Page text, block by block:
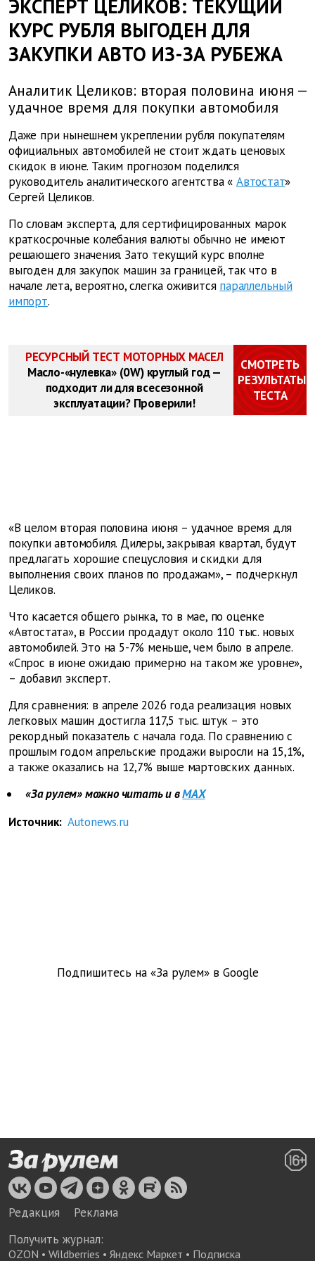
ЭКСПЕРТ ЦЕЛИКОВ: ТЕКУЩИЙ
КУРС РУБЛЯ ВЫГОДЕН ДЛЯ
ЗАКУПКИ АВТО ИЗ-ЗА РУБЕЖА
Аналитик Целиков: вторая половина июня —
удачное время для покупки автомобиля
Даже при нынешнем укреплении рубля покупателям
официальных автомобилей не стоит ждать ценовых
скидок в июне. Таким прогнозом поделился
руководитель аналитического агентства « Автостат»
Сергей Целиков.
По словам эксперта, для сертифицированных марок
краткосрочные колебания валюты обычно не имеют
решающего значения. Зато текущий курс вполне
выгоден для закупок машин за границей, так что в
начале лета, вероятно, слегка оживится параллельный
импорт.
РЕСУРСНЫЙ ТЕСТ МОТОРНЫХ МАСЕЛ
Масло-«нулевка» (0W) круглый год —
подходит ли для всесезонной
эксплуатации? Проверили!
СМОТРЕТЬ
РЕЗУЛЬТАТЫ
ТЕСТА
«В целом вторая половина июня – удачное время для
покупки автомобиля. Дилеры, закрывая квартал, будут
предлагать хорошие спецусловия и скидки для
выполнения своих планов по продажам», – подчеркнул
Целиков.
Что касается общего рынка, то в мае, по оценке
«Автостата», в России продадут около 110 тыс. новых
автомобилей. Это на 5-7% меньше, чем было в апреле.
«Спрос в июне ожидаю примерно на таком же уровне»,
– добавил эксперт.
Для сравнения: в апреле 2026 года реализация новых
легковых машин достигла 117,5 тыс. штук – это
рекордный показатель с начала года. По сравнению с
прошлым годом апрельские продажи выросли на 15,1%,
а также оказались на 12,7% выше мартовских данных.
«За рулем» можно читать и вMAX
Источник: Autonews.ru
Подпишитесь на «За рулем» в Google
Редакция
Реклама
Получить журнал:
OZON • Wildberries • Яндекс Маркет • Подписка